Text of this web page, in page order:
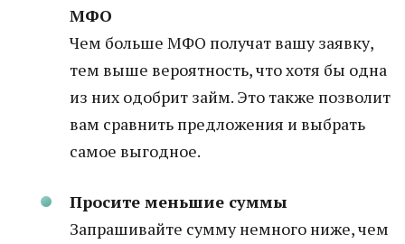
МФО
Чем больше МФО получат вашу заявку,
тем выше вероятность, что хотя бы одна
из них одобрит займ. Это также позволит
вам сравнить предложения и выбрать
самое выгодное.
Просите меньшие суммы
Запрашивайте сумму немного ниже, чем